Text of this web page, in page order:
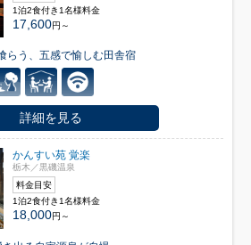
1泊2食付き1名様料金
17,600円～
らう、五感で愉しむ田舎宿
詳細を見る
かんすい苑 覚楽
栃木／黒磯温泉
料金目安
1泊2食付き1名様料金
18,000円～